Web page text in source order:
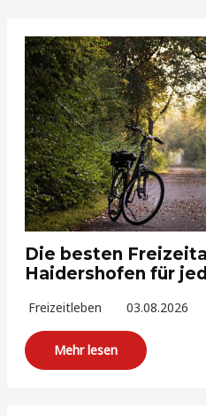
Die besten
Haidershofen für
Freizeitleben 03.08.2026
Mehr lesen